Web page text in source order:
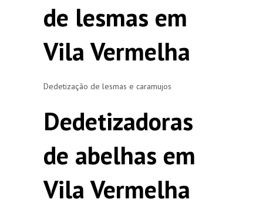
de lesmas em
Vila Vermelha
Dedetização de lesmas e caramujos
Dedetizadoras
de abelhas em
Vila Vermelha